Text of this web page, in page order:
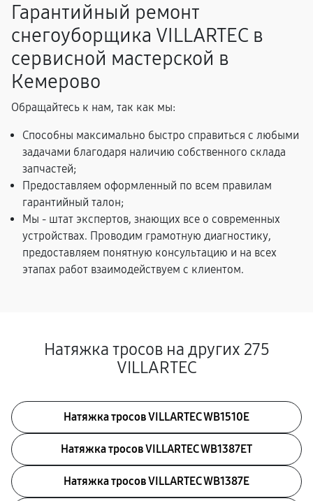
Гарантийный ремонт
снегоуборщика VILLARTEC в
сервисной мастерской в
Кемерово
Обращайтесь к нам, так как мы:
Способны максимально быстро справиться с любыми
задачами благодаря наличию собственного склада
запчастей;
Предоставляем оформленный по всем правилам
гарантийный талон;
Мы - штат экспертов, знающих все о современных
устройствах. Проводим грамотную диагностику,
предоставляем понятную консультацию и на всех
этапах работ взаимодействуем с клиентом.
Натяжка тросов на других 275
VILLARTEC
Натяжка тросов VILLARTEC WB1510E
Натяжка тросов VILLARTEC WB1387ET
Натяжка тросов VILLARTEC WB1387E